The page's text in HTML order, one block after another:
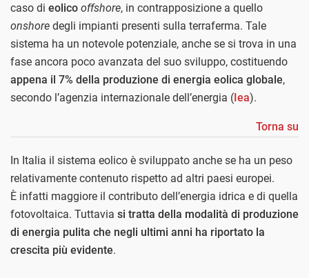
caso di eolico offshore, in contrapposizione a quello
onshore degli impianti presenti sulla terraferma. Tale
sistema ha un notevole potenziale, anche se si trova in una
fase ancora poco avanzata del suo sviluppo, costituendo
appena il 7% della produzione di energia eolica globale,
secondo l’agenzia internazionale dell’energia (Iea).
Torna su
In Italia il sistema eolico è sviluppato anche se ha un peso
relativamente contenuto rispetto ad altri paesi europei.
È infatti maggiore il contributo dell’energia idrica e di quella
fotovoltaica. Tuttavia si tratta della modalità di produzione
di energia pulita che negli ultimi anni ha riportato la
crescita più evidente.